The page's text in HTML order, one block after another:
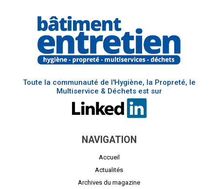
Toute la communauté de l'Hygiène, la Propreté, le
Multiservice & Déchets est sur
NAVIGATION
Accueil
Actualités
Archives du magazine